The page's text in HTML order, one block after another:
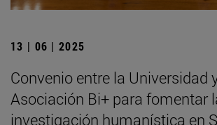
13 | 06 | 2025
Convenio entre la Universidad
Asociación Bi+ para fomentar
investigación humanística en